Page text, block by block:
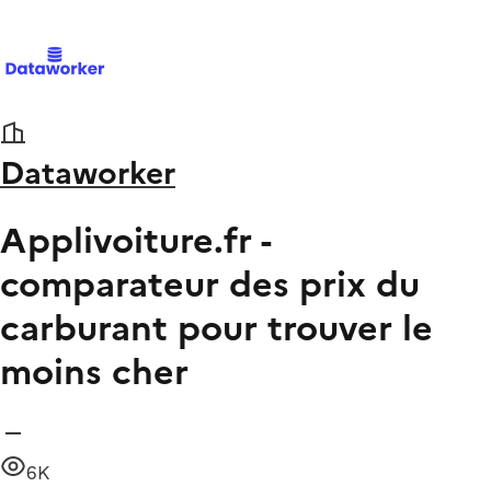
Dataworker
Applivoiture.fr -
comparateur des prix du
carburant pour trouver le
moins cher
6K